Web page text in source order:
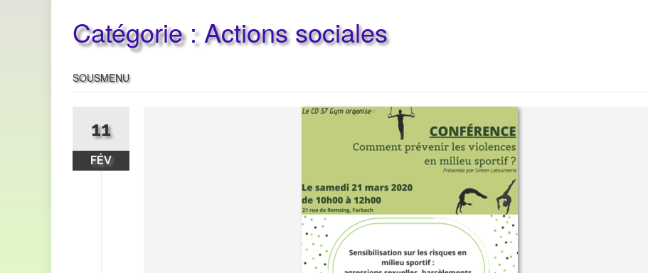
Catégorie :Actions sociales
SOUSMENU
11
FÉV